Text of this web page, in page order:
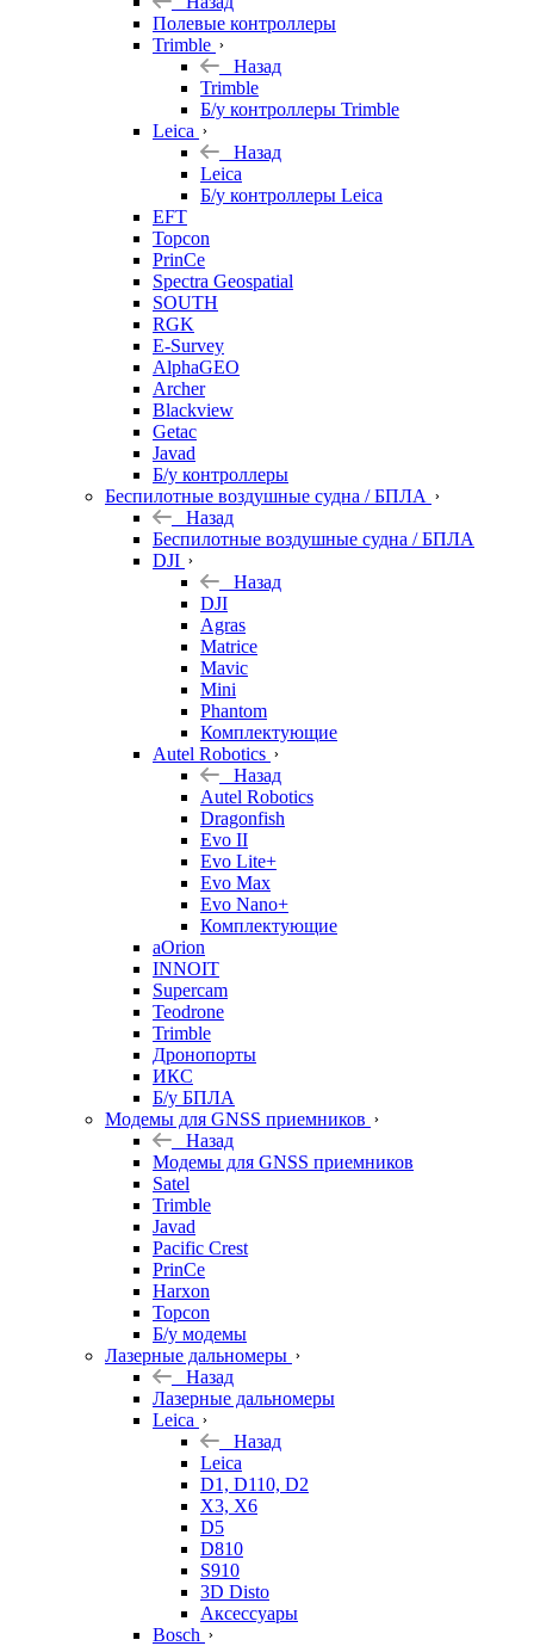
Полевые контроллеры
Trimble
Назад
Trimble
Б/у контроллеры Trimble
Leica
Назад
Leica
Б/у контроллеры Leica
EFT
Topcon
PrinCe
Spectra Geospatial
SOUTH
RGK
E-Survey
AlphaGEO
Archer
Blackview
Getac
Javad
Б/у контроллеры
Беспилотные воздушные судна / БПЛА
Назад
Беспилотные воздушные судна / БПЛА
DJI
Назад
DJI
Agras
Matrice
Mavic
Mini
Phantom
Комплектующие
Autel Robotics
Назад
Autel Robotics
Dragonfish
Evo II
Evo Lite+
Evo Max
Evo Nano+
Комплектующие
aOrion
INNOIT
Supercam
Teodrone
Trimble
Дронопорты
ИКС
Б/у БПЛА
Модемы для GNSS приемников
Назад
Модемы для GNSS приемников
Satel
Trimble
Javad
Pacific Crest
PrinCe
Harxon
Topcon
Б/у модемы
Лазерные дальномеры
Назад
Лазерные дальномеры
Leica
Назад
Leica
D1, D110, D2
X3, X6
D5
D810
S910
3D Disto
Аксессуары
Bosch